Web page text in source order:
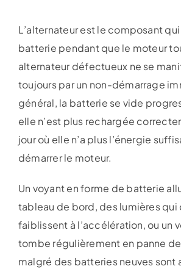
L’alternateur est le composant
batterie pendant que le moteur
alternateur défectueux ne se
toujours par un non-démarrage
général, la batterie se vide
elle n’est plus rechargée
jour où elle n’a plus l’énergie
démarrer le moteur.
Un voyant en forme de batterie
tableau de bord, des lumières
faiblissent à l’accélération, ou un
tombe régulièrement en panne
malgré des batteries neuves sont